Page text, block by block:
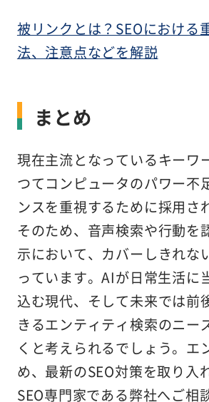
被リンクとは？SEOにおける
法、注意点などを解説
まとめ
現在主流となっているキーワ
つてコンピュータのパワー不
ンスを重視するために採用さ
そのため、音声検索や行動を
示において、カバーしきれな
っています。AIが日常生活に
込む現代、そして未来では前
きるエンティティ検索のニー
くと考えられるでしょう。エ
め、最新のSEO対策を取り入
SEO専門家である弊社へご相